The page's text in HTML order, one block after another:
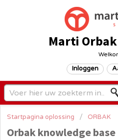
Marti
Inloggen
Startpagina oplossing ORBAK
Orbak knowledge base